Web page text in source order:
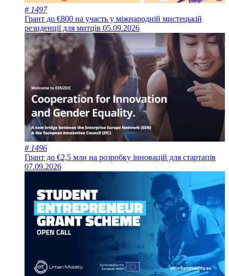
# 1497
Грант до €800 на участь у міжнародній мистецькій
резиденції для митців 05.09.2026
# 1496
Грант до €2,5 млн на розробку інновацій для стартапів
07.09.2026